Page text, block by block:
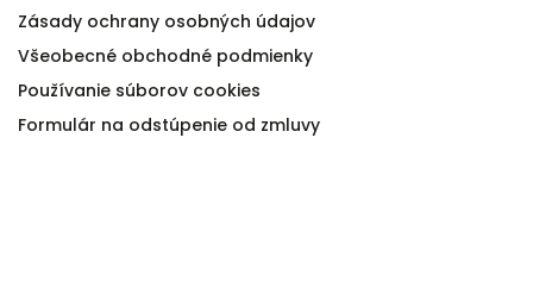
Zásady ochrany osobných údajov
Všeobecné obchodné podmienky
Používanie súborov cookies
Formulár na odstúpenie od zmluvy